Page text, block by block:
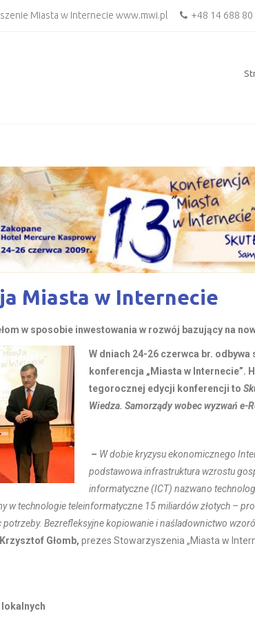
Miasta w Internecie www.mwi.pl +48 14 688 80
Miasta w Internecie
w sposobie inwestowania w rozwój bazujący na
W dniach 24-26 czerwca br. odbywa
konferencja „Miasta w Internecie”.
tegorocznej edycji konferencji to
Wiedza. Samorządy wobec wyzwań e-
– W dobie kryzysu ekonomicznego
podstawowa infrastruktura wzrostu
informatyczne (ICT) nazwano
w technologie teleinformatyczne 15 miliardów złotych –
Bezrefleksyjne kopiowanie i naśladownictwo
Krzysztof Głomb, prezes Stowarzyszenia „Miasta w